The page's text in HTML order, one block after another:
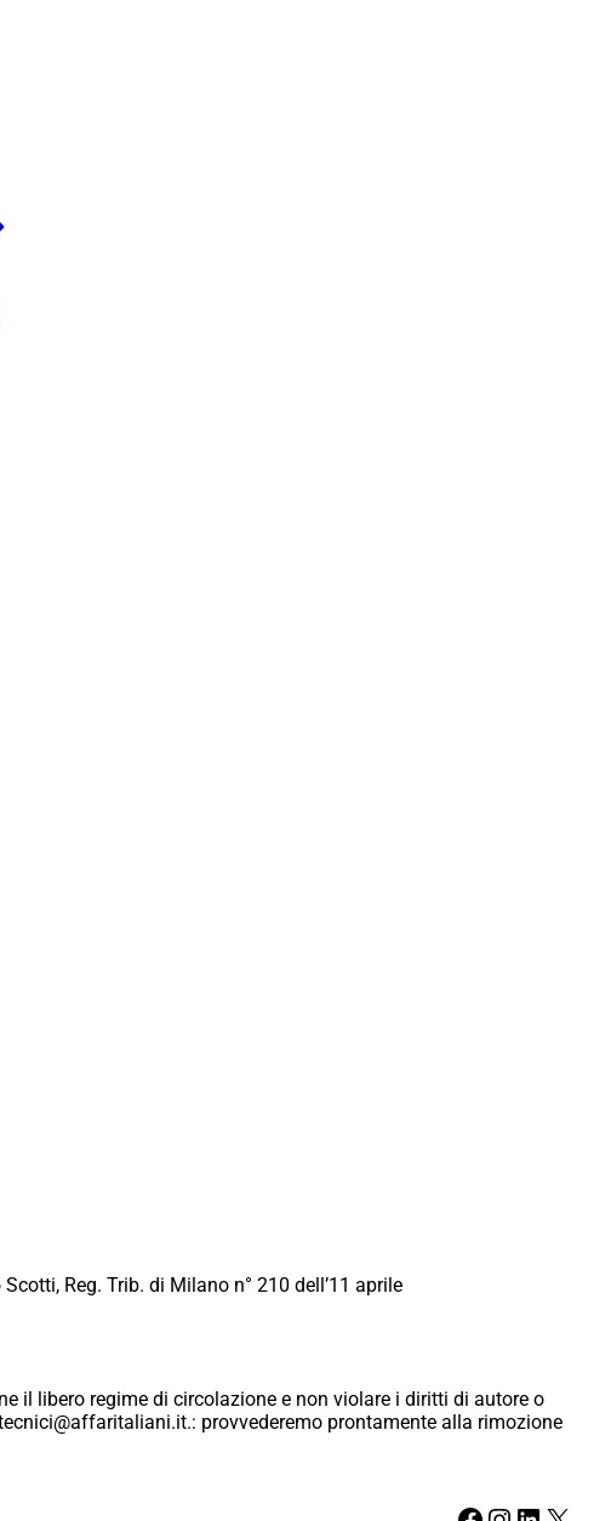
Reg. Trib. di Milano n° 210 dell’11 aprile
il libero regime di circolazione e non violare i diritti di autore o
provvederemo prontamente alla rimozione